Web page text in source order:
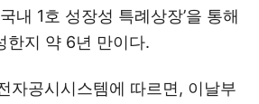
내 1호 성장성 특례상장’을 통해
한지 약 6년 만이다.
자공시시스템에 따르면, 이날부